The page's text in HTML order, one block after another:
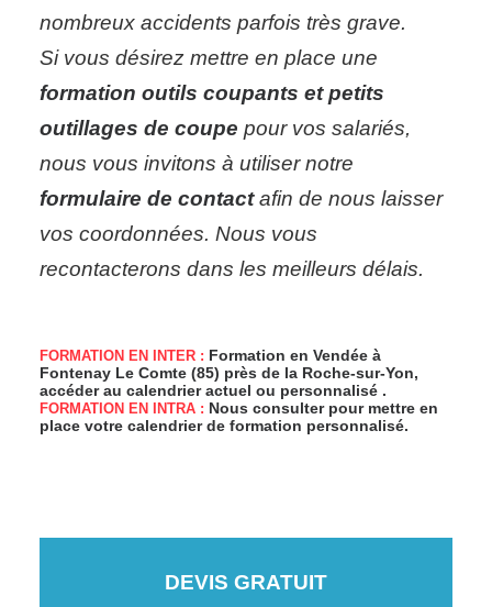
nombreux accidents parfois très grave.
Si vous désirez mettre en place une
formation outils coupants et petits
outillages de coupe pour vos salariés,
nous vous invitons à utiliser notre
formulaire de contactafin de nous laisser
vos coordonnées. Nous vous
recontacterons dans les meilleurs délais.
FORMATION EN INTER : Formation en Vendée à
Fontenay Le Comte (85) près de la Roche-sur-Yon,
accéder au calendrier actuel ou personnalisé .
FORMATION EN INTRA : Nous consulter pour mettre en
place votre calendrier de formation personnalisé.
DEVIS GRATUIT